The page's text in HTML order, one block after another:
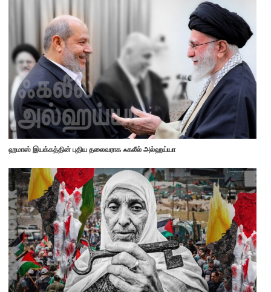
ஹமாஸ் இயக்கத்தின் புதிய தலைவராக ஃகலீல் அல்ஹய்யா